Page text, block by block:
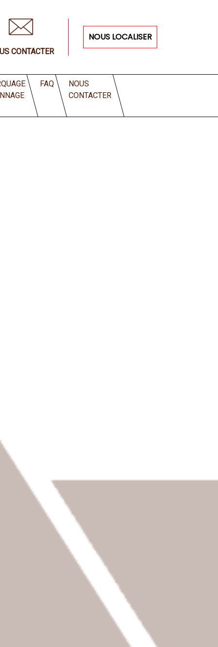
CONTACTER
NOUS LOCALISER
FAQ
NOUS
CONTACTER